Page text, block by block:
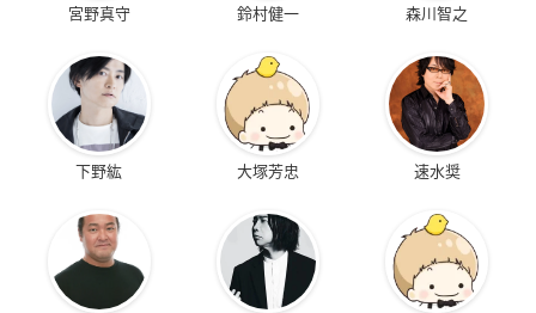
宮野真守 鈴村健一 森川智之
下野紘 大塚芳忠 速水奨